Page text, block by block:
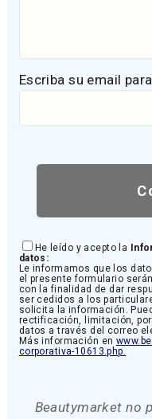
Escriba su email
He leído y acepto la
datos:
Le informamos que los
el presente formulario serán
con la finalidad de dar
ser cedidos a los
solicita la información.
rectificación, limitación,
datos a través del correo
Más información en
corporativa-10613.php.
Beautymarket no